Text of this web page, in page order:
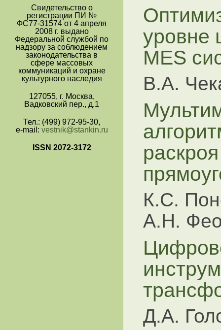
Свидетельство о
регистрации ПИ №
ФС77-31574 от 4 апреля
2008 г. выдано
Федеральной службой по
надзору за соблюдением
законодательства в
сфере массовых
коммуникаций и охране
культурного наследия
127055, г. Москва,
Вадковский пер., д.1
Тел.: (499) 972-95-30,
e-mail: vestnik@stankin.ru
ISSN 2072-3172
уровне
MES
В.А.
К.С.
А.Н.
Д.А.